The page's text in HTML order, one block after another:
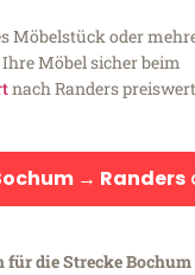
Möbelstück oder
Möbel sicher beim
nach Randers
→ Randers
die Strecke